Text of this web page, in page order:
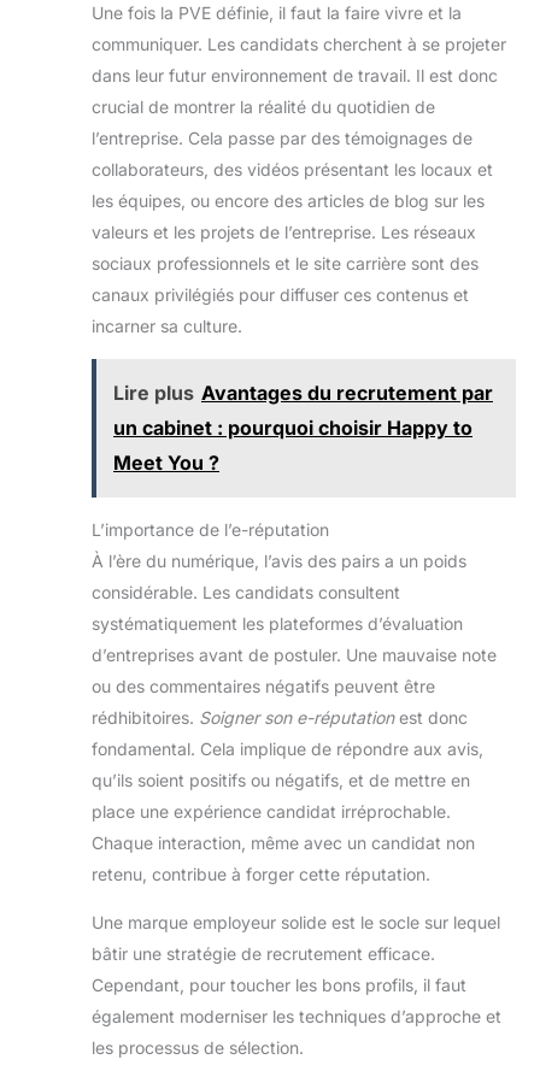
Une fois la PVE définie, il faut la faire vivre et la
communiquer. Les candidats cherchent à se projeter
dans leur futur environnement de travail. Il est donc
crucial de montrer la réalité du quotidien de
l’entreprise. Cela passe par des témoignages de
collaborateurs, des vidéos présentant les locaux et
les équipes, ou encore des articles de blog sur les
valeurs et les projets de l’entreprise. Les réseaux
sociaux professionnels et le site carrière sont des
canaux privilégiés pour diffuser ces contenus et
incarner sa culture.
Lire plus Avantages du recrutement par
un cabinet : pourquoi choisir Happy to
Meet You ?
L’importance de l’e-réputation
À l’ère du numérique, l’avis des pairs a un poids
considérable. Les candidats consultent
systématiquement les plateformes d’évaluation
d’entreprises avant de postuler. Une mauvaise note
ou des commentaires négatifs peuvent être
rédhibitoires. Soigner son e-réputationest donc
fondamental. Cela implique de répondre aux avis,
qu’ils soient positifs ou négatifs, et de mettre en
place une expérience candidat irréprochable.
Chaque interaction, même avec un candidat non
retenu, contribue à forger cette réputation.
Une marque employeur solide est le socle sur lequel
bâtir une stratégie de recrutement efficace.
Cependant, pour toucher les bons profils, il faut
également moderniser les techniques d’approche et
les processus de sélection.